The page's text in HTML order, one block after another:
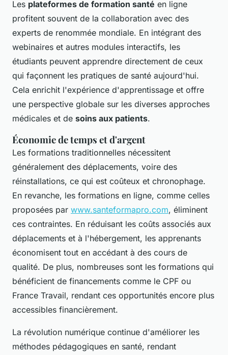
Les plateformes de formation santé en ligne
profitent souvent de la collaboration avec des
experts de renommée mondiale. En intégrant des
webinaires et autres modules interactifs, les
étudiants peuvent apprendre directement de ceux
qui façonnent les pratiques de santé aujourd'hui.
Cela enrichit l'expérience d'apprentissage et offre
une perspective globale sur les diverses approches
médicales et de soins aux patients.
Économie de temps et d'argent
Les formations traditionnelles nécessitent
généralement des déplacements, voire des
réinstallations, ce qui est coûteux et chronophage.
En revanche, les formations en ligne, comme celles
proposées par www.santeformapro.com, éliminent
ces contraintes. En réduisant les coûts associés aux
déplacements et à l'hébergement, les apprenants
économisent tout en accédant à des cours de
qualité. De plus, nombreuses sont les formations qui
bénéficient de financements comme le CPF ou
France Travail, rendant ces opportunités encore plus
accessibles financièrement.
La révolution numérique continue d'améliorer les
méthodes pédagogiques en santé, rendant